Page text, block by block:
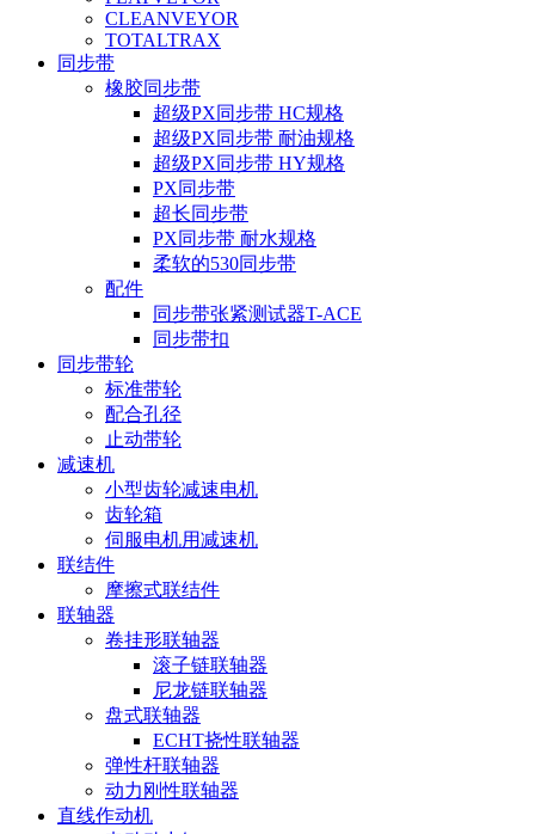
CLEANVEYOR
TOTALTRAX
同步带
橡胶同步带
超级PX同步带 HC规格
超级PX同步带 耐油规格
超级PX同步带 HY规格
PX同步带
超长同步带
PX同步带 耐水规格
柔软的530同步带
配件
同步带张紧测试器T-ACE
同步带扣
同步带轮
标准带轮
配合孔径
止动带轮
减速机
小型齿轮减速电机
齿轮箱
伺服电机用减速机
联结件
摩擦式联结件
联轴器
卷挂形联轴器
滚子链联轴器
尼龙链联轴器
盘式联轴器
ECHT挠性联轴器
弹性杆联轴器
动力刚性联轴器
直线作动机